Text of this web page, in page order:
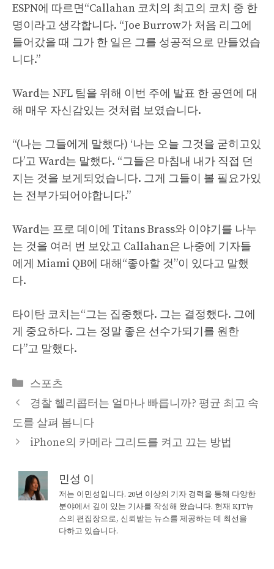
ESPN에 따르면“Callahan 코치의 최고의 코치 중 한
명이라고 생각합니다. “Joe Burrow가 처음 리그에
들어갔을 때 그가 한 일은 그를 성공적으로 만들었습
니다.”
Ward는 NFL 팀을 위해 이번 주에 발표 한 공연에 대
해 매우 자신감있는 것처럼 보였습니다.
“(나는 그들에게 말했다) ‘나는 오늘 그것을 굳히고있
다’고 Ward는 말했다. “그들은 마침내 내가 직접 던
지는 것을 보게되었습니다. 그게 그들이 볼 필요가있
는 전부가되어야합니다.”
Ward는 프로 데이에 Titans Brass와 이야기를 나누
는 것을 여러 번 보았고 Callahan은 나중에 기자들
에게 Miami QB에 대해“좋아할 것”이 있다고 말했
다.
타이탄 코치는“그는 집중했다. 그는 결정했다. 그에
게 중요하다. 그는 정말 좋은 선수가되기를 원한
다”고 말했다.
Categories
스포츠
경찰 헬리콥터는 얼마나 빠릅니까? 평균 최고 속
도를 살펴 봅니다
iPhone의 카메라 그리드를 켜고 끄는 방법
민성 이
저는 이민성입니다. 20년 이상의 기자 경력을 통해 다양한
분야에서 깊이 있는 기사를 작성해 왔습니다. 현재 KJT뉴
스의 편집장으로, 신뢰받는 뉴스를 제공하는 데 최선을
다하고 있습니다.